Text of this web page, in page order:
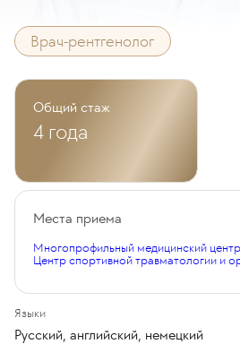
Врач-рентгенолог
Общий стаж
4 года
Места приема
Многопрофильный медицинский
Центр спортивной травматологии и
Языки
Русский, английский, немецкий